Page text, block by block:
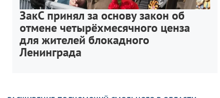
ЗакС принял за основу закон об
отмене четырёхмесячного ценза
для жителей блокадного
Ленинграда